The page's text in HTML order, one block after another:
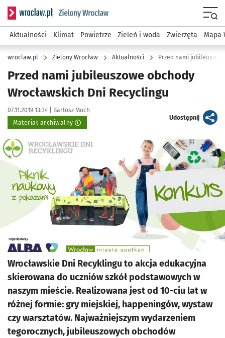
Serwis informacyjny wroclaw.pl podserwis: Środowisko we
Aktualności Klimat Powietrze Zieleń i woda Zwierzęta Mapa
wroclaw.pl Zielony Wrocław Aktualności Przed nami
Przed nami jubileuszowe obchody
Wrocławskich Dni Recyclingu
Data publikacji:
07.11.2019 13:34 | Autor:
Bartosz Moch
Materiał archiwalny
Udostępnijartykuł
Kliknij, aby powiększyć
Wrocławskie Dni Recyklingu to akcja edukacyjna
skierowana do uczniów szkół podstawowych w
naszym mieście. Realizowana jest od 10-ciu lat w
różnej formie: gry miejskiej, happeningów, wystaw
czy warsztatów. Najważniejszym wydarzeniem
tegorocznych, jubileuszowych obchodów